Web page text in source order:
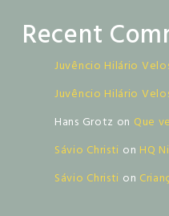
Recent
Juvêncio Hilário
Juvêncio Hilário
Hans Grotz on Que
Sávio Christi on HQ
Sávio Christi on